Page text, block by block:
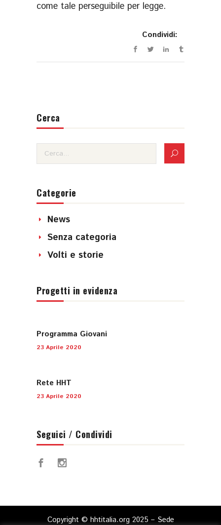
come tale perseguibile per legge.
Condividi:
Cerca
Categorie
News
Senza categoria
Volti e storie
Progetti in evidenza
Programma Giovani
23 Aprile 2020
Rete HHT
23 Aprile 2020
Seguici / Condividi
Copyright © hhtitalia.org 2025 – Sede